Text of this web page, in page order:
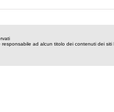
responsabile ad alcun titolo dei contenuti dei siti